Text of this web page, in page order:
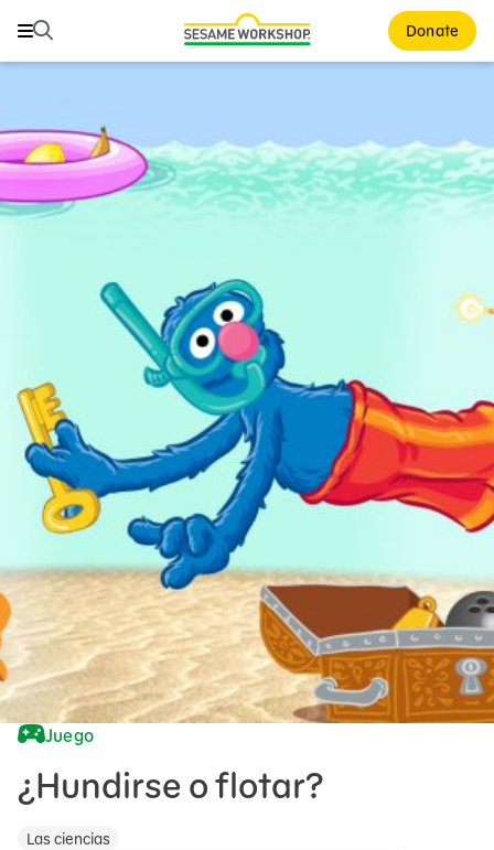
Buscar Donate
Buscar
ABCs and 123s
Healthy Minds and Bodies
Tough Topics
Games and Storybooks
About Us
Support Us
Juego
¿Hundirse o flotar?
Las ciencias